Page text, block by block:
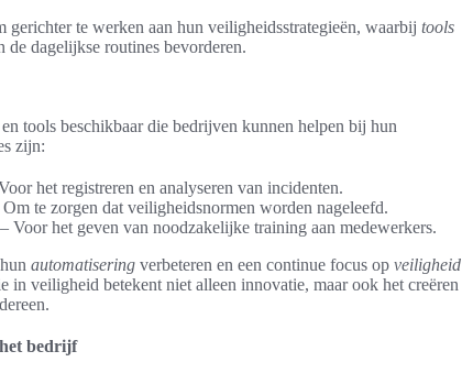
gerichter te werken aan hun veiligheidsstrategieën, waarbij tools
de dagelijkse routines bevorderen.
en tools beschikbaar die bedrijven kunnen helpen bij hun
zijn:
het registreren en analyseren van incidenten.
Om te zorgen dat veiligheidsnormen worden nageleefd.
– Voor het geven van noodzakelijke training aan medewerkers.
automatisering verbeteren en een continue focus op veiligheid
in veiligheid betekent niet alleen innovatie, maar ook het creëren
bedrijf